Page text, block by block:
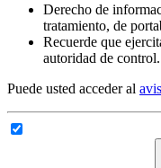
Derecho de
tratamiento, de
Recuerde que
autoridad de control.
Puede usted acceder al